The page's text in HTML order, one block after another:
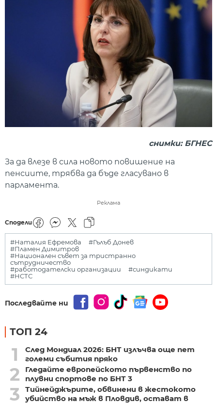
снимки: БГНЕС
За да влезе в сила новото повишение на
пенсиите, трябва да бъде гласувано в
парламента.
Реклама
Сподели
#Наталия Ефремова
#Гълъб Донев
#Пламен Димитров
#Национален съвет за тристранно
сътрудничество
#работодателски организации
#синдикати
#НСТС
Последвайте ни
ТОП 24
1
След Мондиал 2026: БНТ излъчва още пет
големи събития пряко
2
Гледайте европейското първенство по
плувни спортове по БНТ 3
3
Тийнейджърите, обвинени в жестокото
убийство на мъж в Пловдив, остават в